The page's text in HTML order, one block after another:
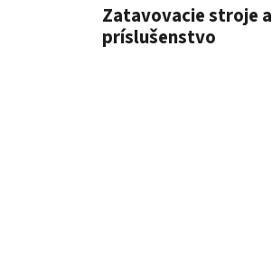
Zatavovacie stroje a
príslušenstvo